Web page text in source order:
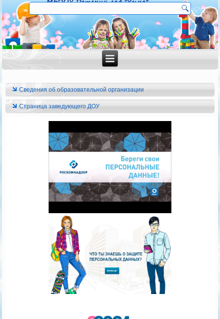
Сведения об образовательной организации
Страница заведующего ДОУ